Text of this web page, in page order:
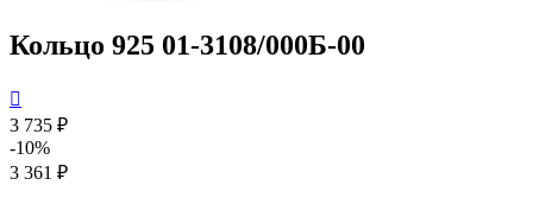
Кольцо 925 01-3108/000Б-00

3 735 ₽
-10%
3 361 ₽